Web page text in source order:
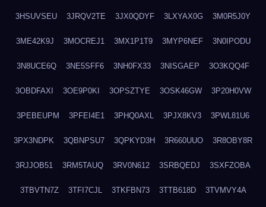
3HSUVSEU 3JRQV2TE 3JX0QDYF 3LXYAX0G 3M0R5J0Y
3ME42K9J 3MOCREJ1 3MX1P1T9 3MYP6NEF 3N0IPODU
3N8UCE6Q 3NE5SFF6 3NH0FX33 3NISGAEP 3O3KQQ4F
3OBDFAXI 3OE9P0KI 3OPSZTYE 3OSK46GW 3P20H0VW
3PEBEUPM 3PFEI4E1 3PHQ0AXL 3PJX8KV3 3PWL81U6
3PX3NDPK 3QBNPSU7 3QPKYD3H 3R660UUO 3R8OBY8R
3RJJOB51 3RM5TAUQ 3RV0N612 3SRBQEDJ 3SXFZOBA
3TBVTN7Z 3TFI7CJL 3TKFBN73 3TTB618D 3TVMVY4A